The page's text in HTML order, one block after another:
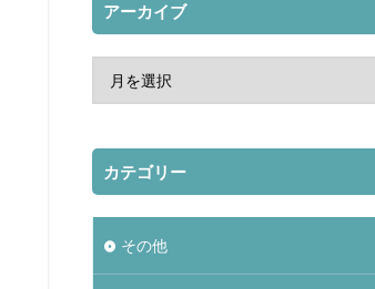
アーカイブ
カテゴリー
その他